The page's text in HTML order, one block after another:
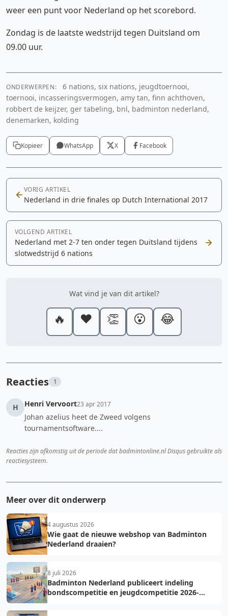
weer een punt voor Nederland op het scorebord.
Zondag is de laatste wedstrijd tegen Duitsland om
09.00 uur.
ONDERWERPEN:
6 nations, six nations, jeugdtoernooi,
toernooi, incasseringsvermogen, amy tan, finn achthoven,
robbert de keijzer, ger tabeling, bnl, badminton nederland,
denemarken, kolding
Kopieer WhatsApp X Facebook
VORIG ARTIKEL
Nederland in drie finales op Dutch International 2017
VOLGEND ARTIKEL
Nederland met 2-7 ten onder tegen Duitsland tijdens
slotwedstrijd 6 nations
Wat vind je van dit artikel?
🔥 ❤️ 👏 😮 😂
Reacties 1
H Henri Vervoort23 apr 2017
Johan azelius heet de Zweed volgens
tournamentsoftware....
Reacties zijn afkomstig uit de periode dat badmintonline.nl Disqus gebruikte als
reactiesysteem.
Meer over dit onderwerp
4 augustus 2026
Wie gaat de nieuwe webshop van Badminton
Nederland draaien?
8 juli 2026
Badminton Nederland publiceert indeling
bondscompetitie en jeugdcompetitie 2026-